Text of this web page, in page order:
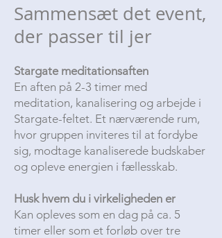
Sammensæt det event,
der passer til jer
Stargate meditationsaften
En aften på 2-3 timer med
meditation, kanalisering og arbejde i
Stargate-feltet. Et nærværende rum,
hvor gruppen inviteres til at fordybe
sig, modtage kanaliserede budskaber
og opleve energien i fællesskab.
Husk hvem du i virkeligheden er
Kan opleves som en dag på ca. 5
timer eller som et forløb over tre